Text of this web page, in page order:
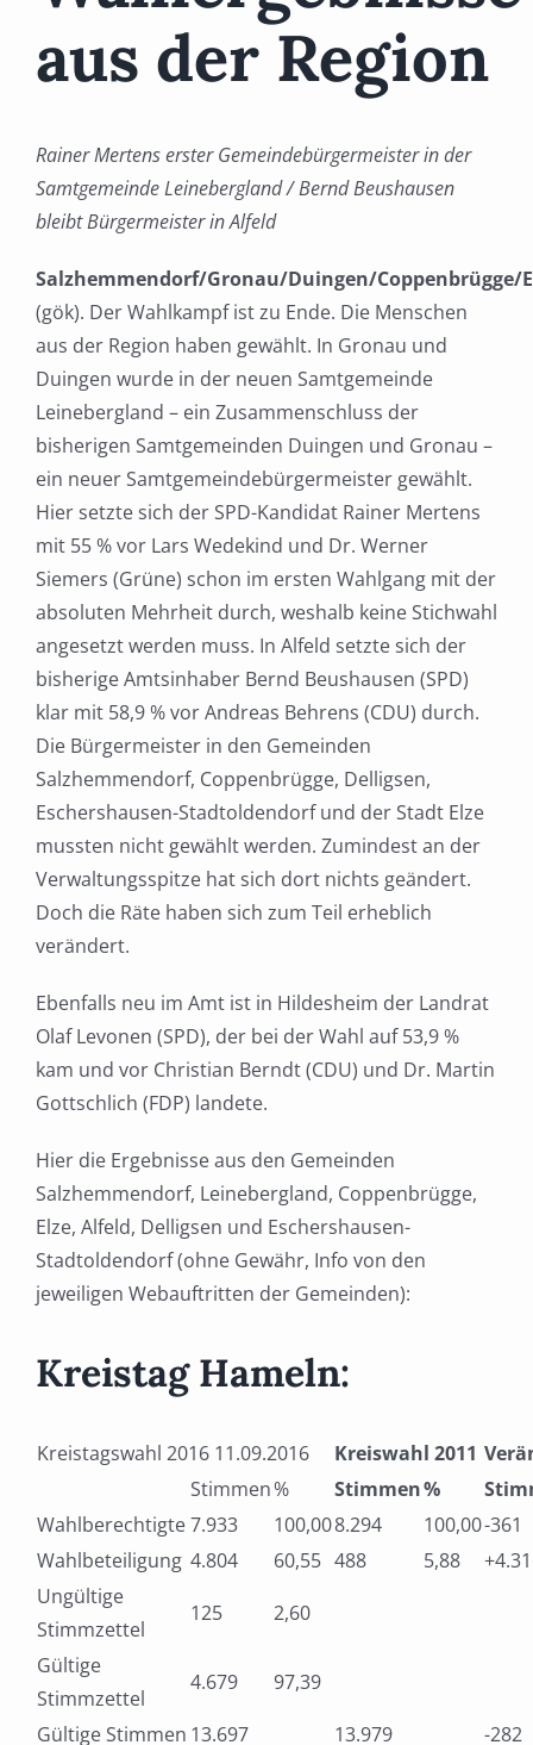
aus der Region
Rainer Mertens erster Gemeindebürgermeister in der
Samtgemeinde Leinebergland / Bernd Beushausen
bleibt Bürgermeister in Alfeld
Salzhemmendorf/Gronau/Duingen/Coppenbrügge/
(gök). Der Wahlkampf ist zu Ende. Die Menschen
aus der Region haben gewählt. In Gronau und
Duingen wurde in der neuen Samtgemeinde
Leinebergland – ein Zusammenschluss der
bisherigen Samtgemeinden Duingen und Gronau –
ein neuer Samtgemeindebürgermeister gewählt.
Hier setzte sich der SPD-Kandidat Rainer Mertens
mit 55 % vor Lars Wedekind und Dr. Werner
Siemers (Grüne) schon im ersten Wahlgang mit der
absoluten Mehrheit durch, weshalb keine Stichwahl
angesetzt werden muss. In Alfeld setzte sich der
bisherige Amtsinhaber Bernd Beushausen (SPD)
klar mit 58,9 % vor Andreas Behrens (CDU) durch.
Die Bürgermeister in den Gemeinden
Salzhemmendorf, Coppenbrügge, Delligsen,
Eschershausen-Stadtoldendorf und der Stadt Elze
mussten nicht gewählt werden. Zumindest an der
Verwaltungsspitze hat sich dort nichts geändert.
Doch die Räte haben sich zum Teil erheblich
verändert.
Ebenfalls neu im Amt ist in Hildesheim der Landrat
Olaf Levonen (SPD), der bei der Wahl auf 53,9 %
kam und vor Christian Berndt (CDU) und Dr. Martin
Gottschlich (FDP) landete.
Hier die Ergebnisse aus den Gemeinden
Salzhemmendorf, Leinebergland, Coppenbrügge,
Elze, Alfeld, Delligsen und Eschershausen-
Stadtoldendorf (ohne Gewähr, Info von den
jeweiligen Webauftritten der Gemeinden):
Kreistag Hameln:
Kreistagswahl 2016 11.09.2016 Kreiswahl 2011
Stimmen% Stimmen%
Wahlberechtigte7.933 100,008.294 100,00-361
Wahlbeteiligung 4.804 60,55 488 5,88
Ungültige
Stimmzettel
125
2,60
Gültige
Stimmzettel
4.679
97,39
Gültige Stimmen 13.697 13.979
-282